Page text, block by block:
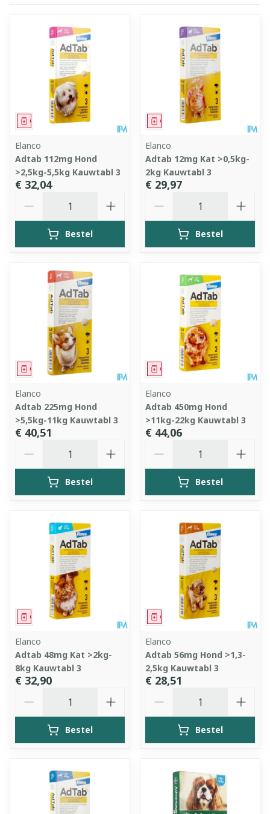
Geneesmiddel
Elanco
Adtab 112mg Hond
>2,5kg-5,5kg Kauwtabl 3
€ 32,04
Bestel
Geneesmiddel
Elanco
Adtab 12mg Kat >0,5kg-
2kg Kauwtabl 3
€ 29,97
Bestel
Geneesmiddel
Elanco
Adtab 225mg Hond
>5,5kg-11kg Kauwtabl 3
€ 40,51
Bestel
Geneesmiddel
Elanco
Adtab 450mg Hond
>11kg-22kg Kauwtabl 3
€ 44,06
Bestel
Geneesmiddel
Elanco
Adtab 48mg Kat >2kg-
8kg Kauwtabl 3
€ 32,90
Bestel
Geneesmiddel
Elanco
Adtab 56mg Hond >1,3-
2,5kg Kauwtabl 3
€ 28,51
Bestel